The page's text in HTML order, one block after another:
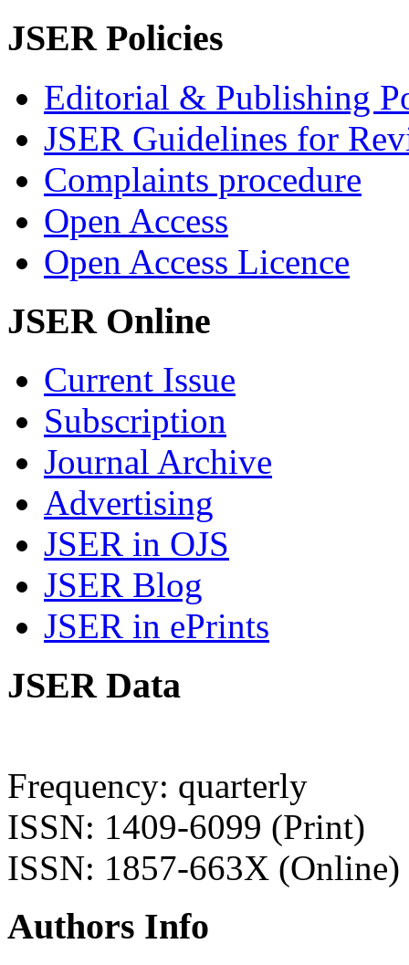
JSER Policies
Editorial & Publishing
JSER Guidelines for
Complaints procedure
Open Access
Open Access Licence
JSER Online
Current Issue
Subscription
Journal Archive
Advertising
JSER in OJS
JSER Blog
JSER in ePrints
JSER Data
Frequency: quarterly
ISSN: 1409-6099 (Print)
ISSN: 1857-663X (Online)
Authors Info